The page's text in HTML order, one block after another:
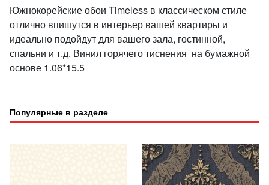
Южнокорейские обои Timeless в классическом стиле
отлично впишутся в интерьер вашей квартиры и
идеально подойдут для вашего зала, гостинной,
спальни и т.д. Винил горячего тиснения на бумажной
основе 1.06*15.5
Популярные в разделе